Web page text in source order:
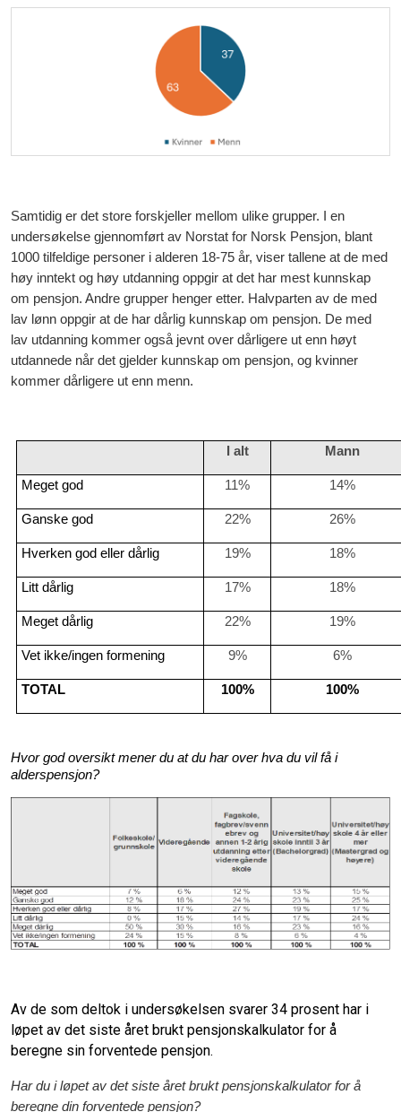
Samtidig er det store forskjeller mellom ulike grupper. I en
undersøkelse gjennomført av Norstat for Norsk Pensjon, blant
1000 tilfeldige personer i alderen 18-75 år, viser tallene at de med
høy inntekt og høy utdanning oppgir at det har mest kunnskap
om pensjon. Andre grupper henger etter. Halvparten av de med
lav lønn oppgir at de har dårlig kunnskap om pensjon. De med
lav utdanning kommer også jevnt over dårligere ut enn høyt
utdannede når det gjelder kunnskap om pensjon, og kvinner
kommer dårligere ut enn menn.
I alt Mann
Meget god 11% 14%
Ganske god 22% 26%
Hverken god eller dårlig 19% 18%
Litt dårlig 17% 18%
Meget dårlig 22% 19%
Vet ikke/ingen formening 9% 6%
TOTAL 100% 100%
Hvor god oversikt mener du at du har over hva du vil få i
alderspensjon?
Av de som deltok i undersøkelsen svarer 34 prosent har i
løpet av det siste året brukt pensjonskalkulator for å
beregne sin forventede pensjon.
Har du i løpet av det siste året brukt pensjonskalkulator for å
beregne din forventede pensjon?